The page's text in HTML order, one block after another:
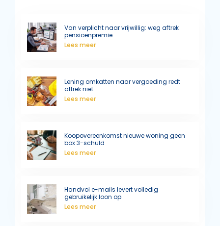
Van verplicht naar vrijwillig: weg aftrek
pensioenpremie
Lees meer
Lening omkatten naar vergoeding redt
aftrek niet
Lees meer
Koopovereenkomst nieuwe woning geen
box 3-schuld
Lees meer
Handvol e-mails levert volledig
gebruikelijk loon op
Lees meer